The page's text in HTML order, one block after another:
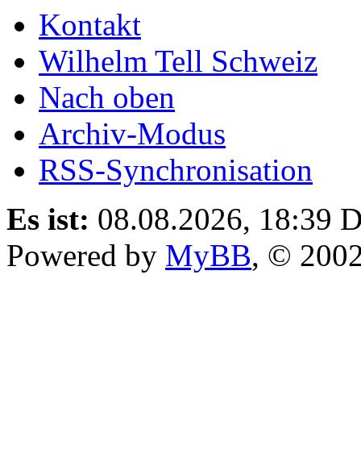
Kontakt
Wilhelm Tell Schweiz
Nach oben
Archiv-Modus
RSS-Synchronisation
Es ist: 08.08.2026, 18:39
Powered by MyBB, ©